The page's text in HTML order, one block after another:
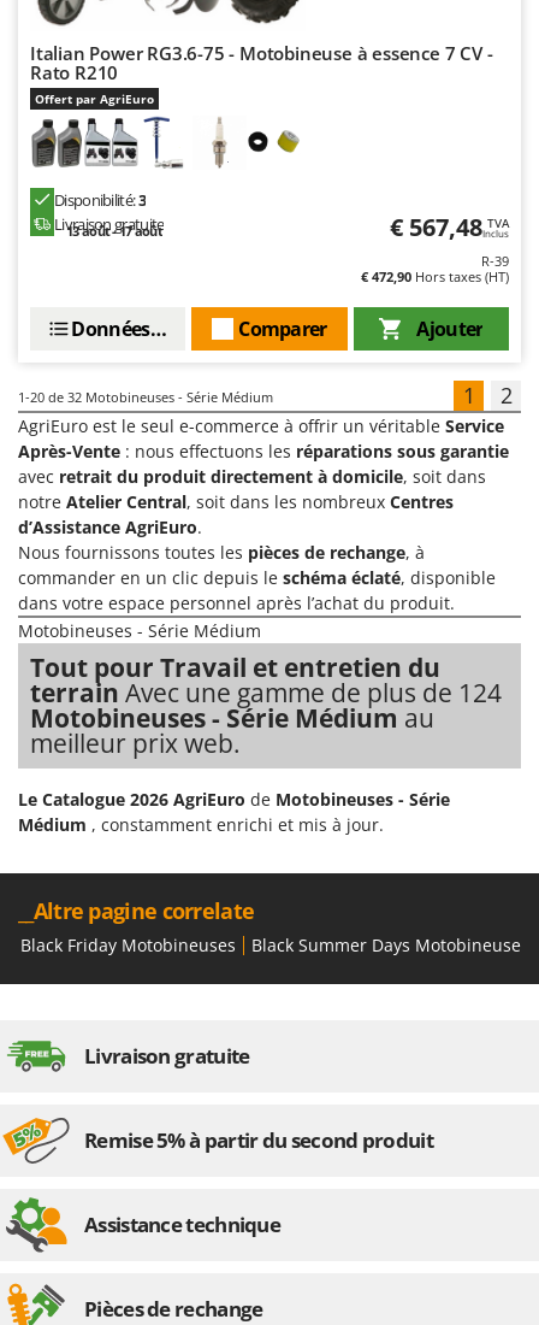
Italian Power RG3.6-75 - Motobineuse à essence 7 CV -
Rato R210
Offert par AgriEuro
Disponibilité:3
Livraison gratuite
13 août - 17 août € 567,48 TVA
Inclus
R-39
€ 472,90 Hors taxes (HT)
Ajouter
Comparer
Données techniques
1-20 de 32 Motobineuses - Série Médium 1 2
AgriEuro est le seul e-commerce à offrir un véritable Service
Après-Vente : nous effectuons les réparations sous garantie
avec retrait du produit directement à domicile, soit dans
notre Atelier Central, soit dans les nombreux Centres
d’Assistance AgriEuro.
Nous fournissons toutes les pièces de rechange, à
commander en un clic depuis le schéma éclaté, disponible
dans votre espace personnel après l’achat du produit.
Motobineuses - Série Médium
Tout pour Travail et entretien du
terrain Avec une gamme de plus de 124
Motobineuses - Série Médium au
meilleur prix web.
Le Catalogue 2026 AgriEuro de Motobineuses - Série
Médium , constamment enrichi et mis à jour.
__Altre pagine correlate
Black Friday Motobineuses Black Summer Days Motobineuses
Livraison gratuite
Remise 5% à partir du second produit
Assistance technique
Pièces de rechange